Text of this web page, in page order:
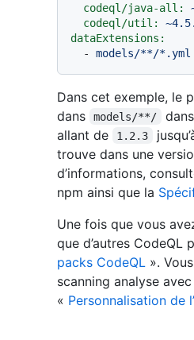
codeql/java-all:
codeql/util:
dataExtensions:
-
models/**/*.yml
Dans cet exemple, le
dans
models/**/
allant de
1.2.3
trouve dans une
d’informations,
npm ainsi que la
Une fois que vous
que d’autres CodeQL
packs CodeQL ».
scanning analyse avec
« Personnalisation de